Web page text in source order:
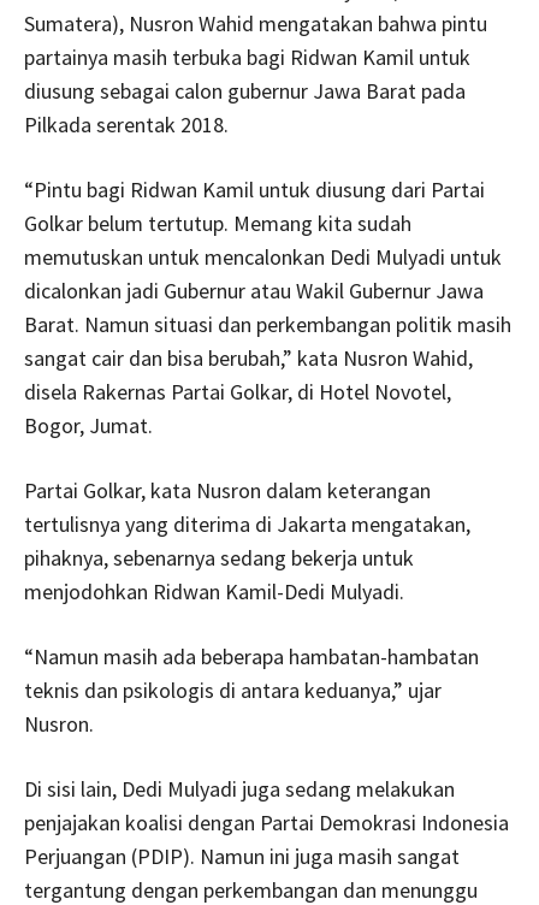
Sumatera), Nusron Wahid mengatakan bahwa pintu
partainya masih terbuka bagi Ridwan Kamil untuk
diusung sebagai calon gubernur Jawa Barat pada
Pilkada serentak 2018.
“Pintu bagi Ridwan Kamil untuk diusung dari Partai
Golkar belum tertutup. Memang kita sudah
memutuskan untuk mencalonkan Dedi Mulyadi untuk
dicalonkan jadi Gubernur atau Wakil Gubernur Jawa
Barat. Namun situasi dan perkembangan politik masih
sangat cair dan bisa berubah,” kata Nusron Wahid,
disela Rakernas Partai Golkar, di Hotel Novotel,
Bogor, Jumat.
Partai Golkar, kata Nusron dalam keterangan
tertulisnya yang diterima di Jakarta mengatakan,
pihaknya, sebenarnya sedang bekerja untuk
menjodohkan Ridwan Kamil-Dedi Mulyadi.
“Namun masih ada beberapa hambatan-hambatan
teknis dan psikologis di antara keduanya,” ujar
Nusron.
Di sisi lain, Dedi Mulyadi juga sedang melakukan
penjajakan koalisi dengan Partai Demokrasi Indonesia
Perjuangan (PDIP). Namun ini juga masih sangat
tergantung dengan perkembangan dan menunggu